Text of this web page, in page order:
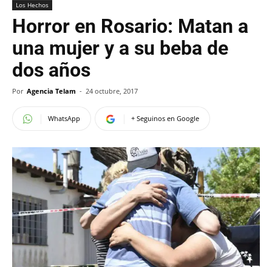
Los Hechos
Horror en Rosario: Matan a
una mujer y a su beba de
dos años
Por Agencia Telam - 24 octubre, 2017
WhatsApp + Seguinos en Google